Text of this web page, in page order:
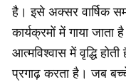
है। इसे अक्सर वार्षिक
कार्यक्रमों में गाया
आत्मविश्वास में वृद्धि
प्रगाढ़ करता है। जब